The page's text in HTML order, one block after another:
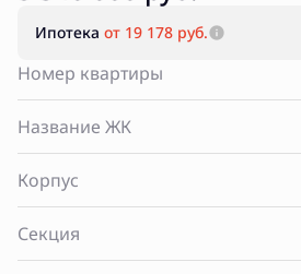
Ипотека от 19 178 руб.
Номер квартиры
Название ЖК
Корпус
Секция